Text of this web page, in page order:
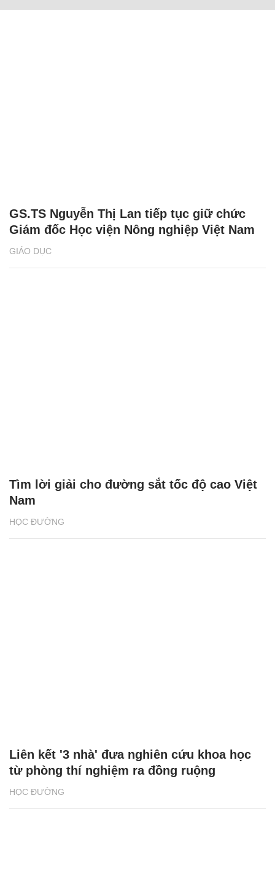
GIÁO DỤC
GS.TS Nguyễn Thị Lan tiếp tục giữ chức
Giám đốc Học viện Nông nghiệp Việt Nam
HỌC ĐƯỜNG
Tìm lời giải cho đường sắt tốc độ cao Việt
Nam
HỌC ĐƯỜNG
Liên kết '3 nhà' đưa nghiên cứu khoa học
từ phòng thí nghiệm ra đồng ruộng